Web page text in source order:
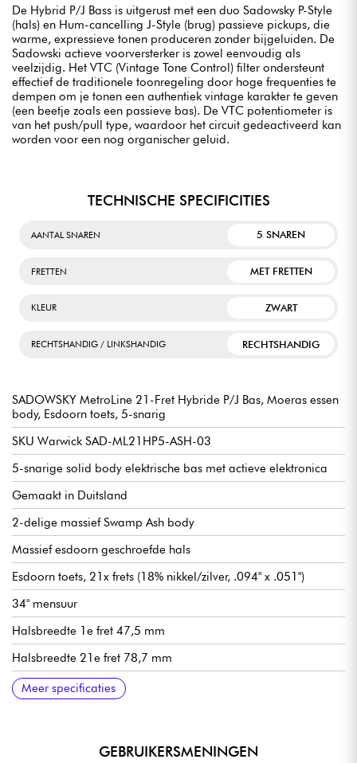
De Hybrid P/J Bass is uitgerust met een duo Sadowsky P-Style
(hals) en Hum-cancelling J-Style (brug) passieve pickups, die
warme, expressieve tonen produceren zonder bijgeluiden. De
Sadowski actieve voorversterker is zowel eenvoudig als
veelzijdig. Het VTC (Vintage Tone Control) filter ondersteunt
effectief de traditionele toonregeling door hoge frequenties te
dempen om je tonen een authentiek vintage karakter te geven
(een beetje zoals een passieve bas). De VTC potentiometer is
van het push/pull type, waardoor het circuit gedeactiveerd kan
worden voor een nog organischer geluid.
TECHNISCHE SPECIFICITIES
AANTAL SNAREN 5 SNAREN
FRETTEN MET FRETTEN
KLEUR ZWART
RECHTSHANDIG / LINKSHANDIG RECHTSHANDIG
SADOWSKY MetroLine 21-Fret Hybride P/J Bas, Moeras essen
body, Esdoorn toets, 5-snarig
SKU Warwick SAD-ML21HP5-ASH-03
5-snarige solid body elektrische bas met actieve elektronica
Gemaakt in Duitsland
2-delige massief Swamp Ash body
Massief esdoorn geschroefde hals
Esdoorn toets, 21x frets (18% nikkel/zilver, .094" x .051")
34" mensuur
Halsbreedte 1e fret 47,5 mm
Halsbreedte 21e fret 78,7 mm
Halsdikte 1e fret 21,8 mm
Halsdikte 12e fret 23,6 mm
Sadowsky bromonderdrukkende J-Style passieve enkelspoels
microfoon voor de brug
Sadowsky P-Style passieve enkelspoels microfoon voor hals
Actieve Sadowsky 2-weg elektronica voorversterker
Volume
Balans
Vintage toonregeling (push/pull om de voorversterker uit te
schakelen)
Treble / Bass (concentrische potmeters)
Sadowsky Quick String Release brug
Sadowsky Light stemmechanieken
Verkocht met Sadowsky gigbag
Meer specificaties
GEBRUIKERSMENINGEN